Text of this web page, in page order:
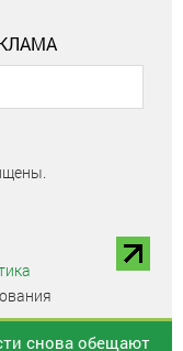
снова обещают